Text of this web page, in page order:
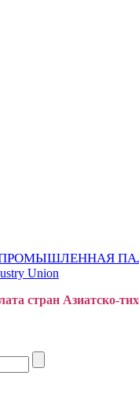
Union
ата стран Азиатско-